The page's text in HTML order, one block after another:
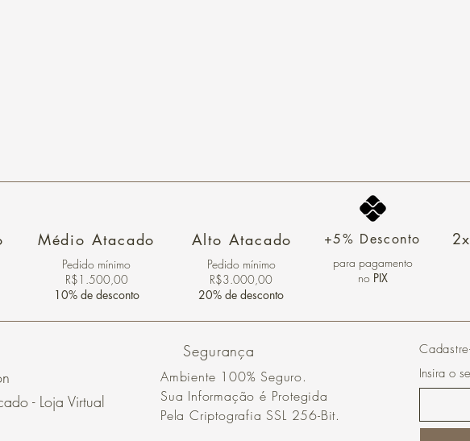
Médio Atacado
Pedido mínimo
R$1.500,00
10% de desconto
Alto Atacado
Pedido mínimo
R$3.000,00
20% de desconto
+5% Desconto
para pagamento
no PIX
- Loja Virtual
Segurança
Ambiente 100% Seguro.
Sua Informação é Protegida
Pela Criptografia SSL 256-Bit.
Insira o